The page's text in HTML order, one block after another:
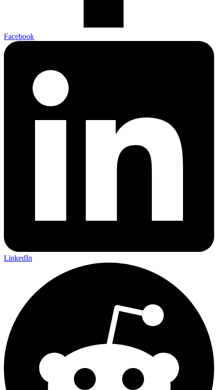
Facebook
LinkedIn